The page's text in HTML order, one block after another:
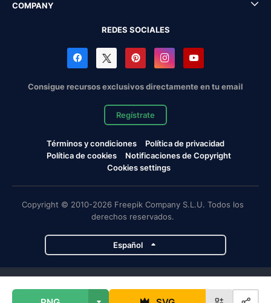
COMPANY
REDES SOCIALES
Consigue recursos exclusivos directamente en tu email
Regístrate
Términos y condiciones
Política de privacidad
Política de cookies
Notificaciones de Copyright
Cookies settings
Copyright © 2010-2026 Freepik Company S.L.U. Todos los
derechos reservados.
Español